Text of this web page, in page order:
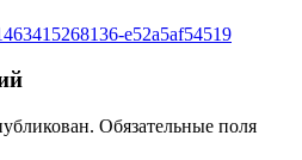
e52a5af54519
Обязательные поля